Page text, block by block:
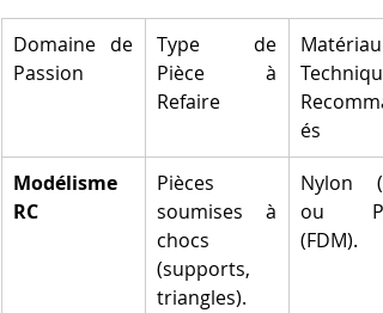
Domaine de
Passion
Type de
Pièce à
Refaire
Technique
és
Modélisme
RC
Pièces
soumises à
chocs
(supports,
triangles).
Nylon
ou
(FDM).